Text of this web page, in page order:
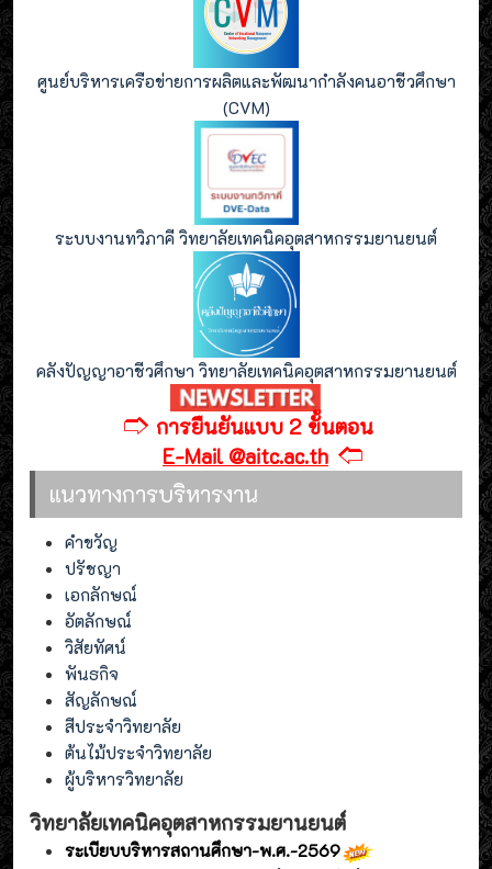
ศูนย์บริหารเครือข่ายการผลิตและพัฒนากำลังคนอาชีวศึกษา
(CVM)
ระบบงานทวิภาคี วิทยาลัยเทคนิคอุตสาหกรรมยานยนต์
คลังปัญญาอาชีวศึกษา วิทยาลัยเทคนิคอุตสาหกรรมยานยนต์
🢣 การยืนยันแบบ 2 ขั้นตอน
E-Mail @aitc.ac.th 🢢
แนวทางการบริหารงาน
คำขวัญ
ปรัชญา
เอกลักษณ์
อัตลักษณ์
วิสัยทัศน์
พันธกิจ
สัญลักษณ์
สีประจำวิทยาลัย
ต้นไม้ประจำวิทยาลัย
ผู้บริหารวิทยาลัย
วิทยาลัยเทคนิคอุตสาหกรรมยานยนต์
ระเบียบบริหารสถานศึกษา-พ.ศ.-2569